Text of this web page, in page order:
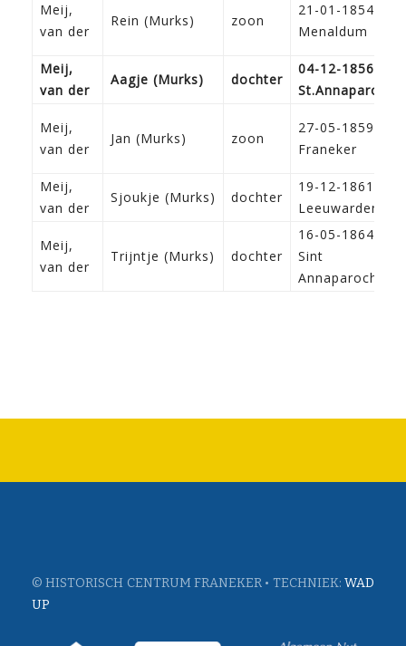
Meij,
van der
Rein (Murks) zoon
21-01-1854
Menaldum
Meij,
van der
Aagje (Murks) dochter
04-12-1856
St.Annaparochie
Meij,
van der
Jan (Murks) zoon
27-05-1859
Franeker
Meij,
van der
Sjoukje (Murks) dochter
19-12-1861
Leeuwarden
Meij,
van der
Trijntje (Murks) dochter
16-05-1864
Sint
Annaparochie
© HISTORISCH CENTRUM FRANEKER • TECHNIEK: WAD
UP